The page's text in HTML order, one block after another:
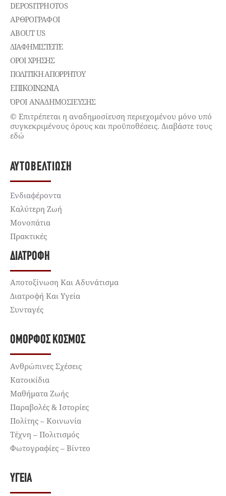
DEPOSITPHOTOS
ΑΡΘΡΟΓΡΑΦΟΙ
ABOUT US
ΔΙΑΦΗΜΙΣΤΕΊΤΕ
ΌΡΟΙ ΧΡΉΣΗΣ
ΠΟΛΙΤΙΚΉ ΑΠΟΡΡΉΤΟΥ
ΕΠΙΚΟΙΝΩΝΊΑ
ΌΡΟΙ ΑΝΑΔΗΜΟΣΙΕΥΣΗΣ
© Επιτρέπεται η αναδημοσίευση περιεχομένου μόνο υπό
συγκεκριμένους όρους και προϋποθέσεις. Διαβάστε τους
εδώ
ΑΥΤΟΒΕΛΤΊΩΣΗ
Ενδιαφέροντα
Καλύτερη Ζωή
Μονοπάτια
Πρακτικές
ΔΙΑΤΡΟΦΉ
Αποτοξίνωση Και Αδυνάτισμα
Διατροφή Και Υγεία
Συνταγές
ΌΜΟΡΦΟΣ ΚΌΣΜΟΣ
Ανθρώπινες Σχέσεις
Κατοικίδια
Μαθήματα Ζωής
Παραβολές & Ιστορίες
Πολίτης – Κοινωνία
Τέχνη – Πολιτισμός
Φωτογραφίες – Βίντεο
ΥΓΕΊΑ